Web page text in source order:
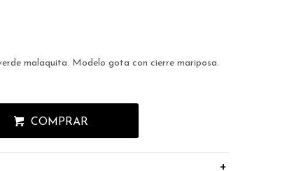
malaquita. Modelo gota con cierre mariposa.
COMPRAR